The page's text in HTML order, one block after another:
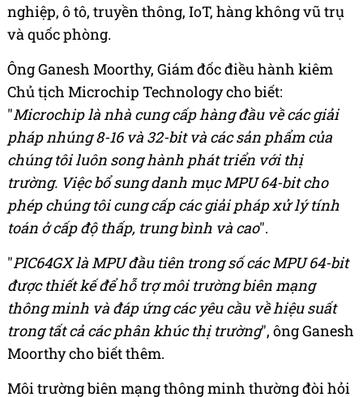
nghiệp, ô tô, truyền thông, IoT, hàng không vũ trụ
và quốc phòng.
Ông Ganesh Moorthy, Giám đốc điều hành kiêm
Chủ tịch Microchip Technology cho biết:
"Microchip là nhà cung cấp hàng đầu về các giải
pháp nhúng 8-16 và 32-bit và các sản phẩm của
chúng tôi luôn song hành phát triển với thị
trường. Việc bổ sung danh mục MPU 64-bit cho
phép chúng tôi cung cấp các giải pháp xử lý tính
toán ở cấp độ thấp, trung bình và cao".
"PIC64GX là MPU đầu tiên trong số các MPU 64-bit
được thiết kế để hỗ trợ môi trường biên mạng
thông minh và đáp ứng các yêu cầu về hiệu suất
trong tất cả các phân khúc thị trường", ông Ganesh
Moorthy cho biết thêm.
Môi trường biên mạng thông minh thường đòi hỏi